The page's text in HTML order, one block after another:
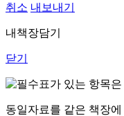
취소 내보내기
내책장담기
닫기
표가 있는 항목
동일자료를 같은 책장